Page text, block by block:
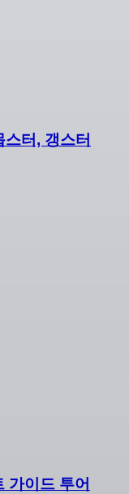
터, 갱스터
가이드 투어